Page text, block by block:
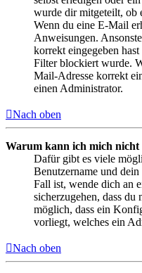
wurde dir mitgeteilt, ob
Wenn du eine E-Mail
Anweisungen.
korrekt eingegeben
Filter blockiert wurde.
Mail-Adresse korrekt
einen Administrator.
Nach oben
Warum kann ich mich nicht
Dafür gibt es viele
Benutzername und
Fall ist, wende dich an
sicherzugehen, dass du
möglich, dass ein
vorliegt, welches ein
Nach oben